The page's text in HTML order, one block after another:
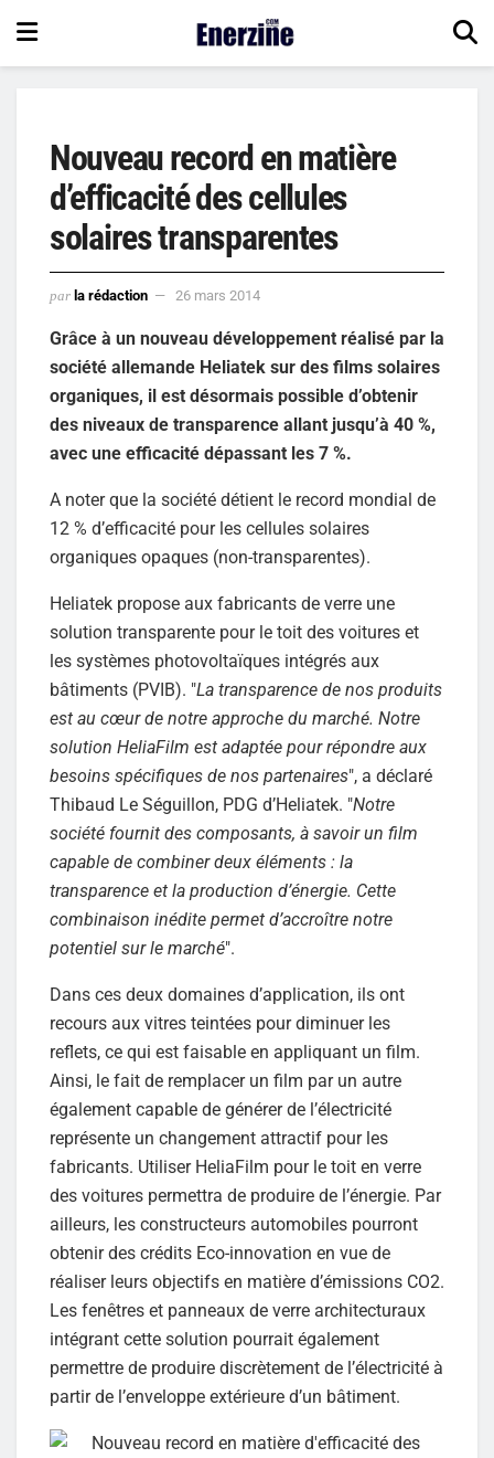
Nouveau record en matière
d’efficacité des cellules
solaires transparentes
par la rédaction 26 mars 2014
Grâce à un nouveau développement réalisé par la
société allemande Heliatek sur des films solaires
organiques, il est désormais possible d’obtenir
des niveaux de transparence allant jusqu’à 40 %,
avec une efficacité dépassant les 7 %.
A noter que la société détient le record mondial de
12 % d’efficacité pour les cellules solaires
organiques opaques (non-transparentes).
Heliatek propose aux fabricants de verre une
solution transparente pour le toit des voitures et
les systèmes photovoltaïques intégrés aux
bâtiments (PVIB). "La transparence de nos produits
est au cœur de notre approche du marché. Notre
solution HeliaFilm est adaptée pour répondre aux
besoins spécifiques de nos partenaires", a déclaré
Thibaud Le Séguillon, PDG d’Heliatek. "Notre
société fournit des composants, à savoir un film
capable de combiner deux éléments : la
transparence et la production d’énergie. Cette
combinaison inédite permet d’accroître notre
potentiel sur le marché".
Dans ces deux domaines d’application, ils ont
recours aux vitres teintées pour diminuer les
reflets, ce qui est faisable en appliquant un film.
Ainsi, le fait de remplacer un film par un autre
également capable de générer de l’électricité
représente un changement attractif pour les
fabricants. Utiliser HeliaFilm pour le toit en verre
des voitures permettra de produire de l’énergie. Par
ailleurs, les constructeurs automobiles pourront
obtenir des crédits Eco-innovation en vue de
réaliser leurs objectifs en matière d’émissions CO2.
Les fenêtres et panneaux de verre architecturaux
intégrant cette solution pourrait également
permettre de produire discrètement de l’électricité à
partir de l’enveloppe extérieure d’un bâtiment.